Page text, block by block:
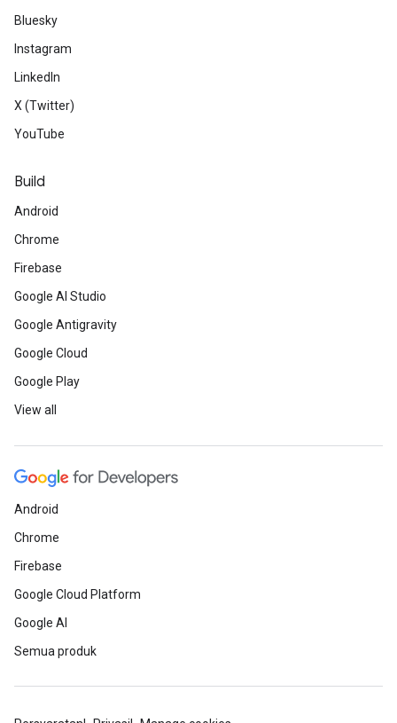
Bluesky
Instagram
LinkedIn
X (Twitter)
YouTube
Build
Android
Chrome
Firebase
Google AI Studio
Google Antigravity
Google Cloud
Google Play
View all
Android
Chrome
Firebase
Google Cloud Platform
Google AI
Semua produk